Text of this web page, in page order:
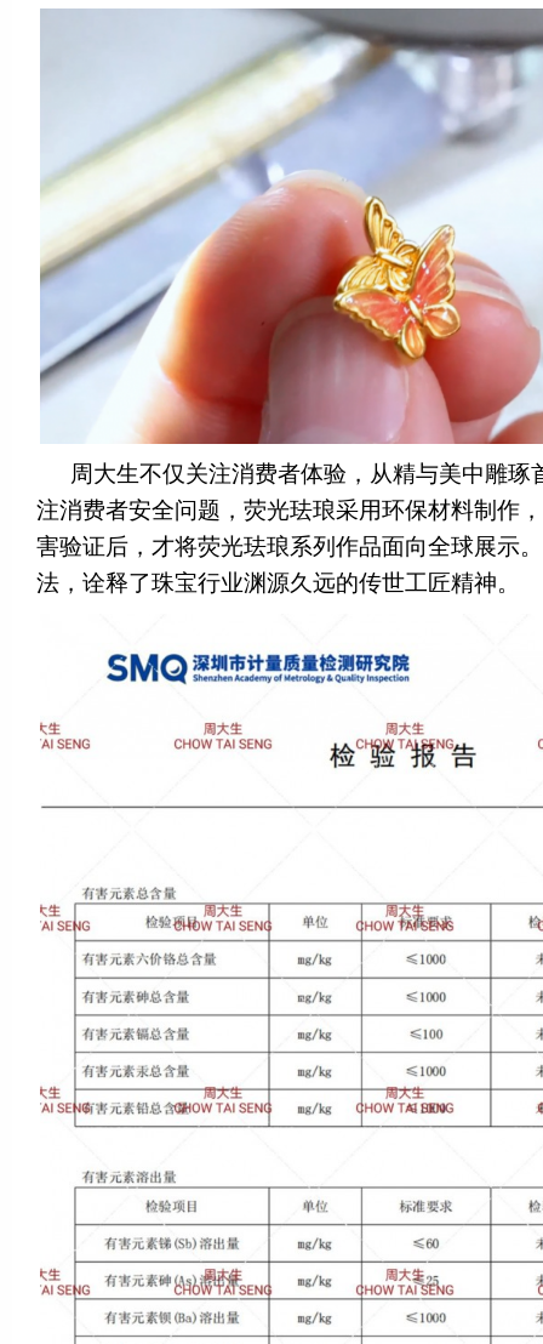
周大生不仅关注消费者体验，从精与美中雕琢
注消费者安全问题，荧光珐琅采用环保材料制作
害验证后，才将荧光珐琅系列作品面向全球展示
法，诠释了珠宝行业渊源久远的传世工匠精神。